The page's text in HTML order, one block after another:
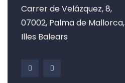
Carrer de Velázquez, 8,
07002, Palma de Mallorca,
Illes Balears